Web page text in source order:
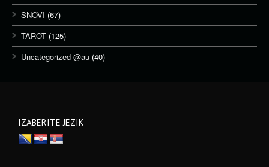
SNOVI (67)
TAROT (125)
Uncategorized @au (40)
IZABERITE JEZIK